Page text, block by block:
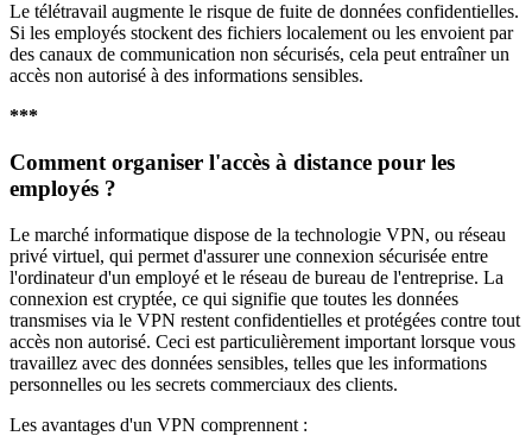
Le télétravail augmente le risque de fuite de données confidentielles.
Si les employés stockent des fichiers localement ou les envoient par
des canaux de communication non sécurisés, cela peut entraîner un
accès non autorisé à des informations sensibles.
***
Comment organiser l'accès à distance pour les
employés ?
Le marché informatique dispose de la technologie VPN, ou réseau
privé virtuel, qui permet d'assurer une connexion sécurisée entre
l'ordinateur d'un employé et le réseau de bureau de l'entreprise. La
connexion est cryptée, ce qui signifie que toutes les données
transmises via le VPN restent confidentielles et protégées contre tout
accès non autorisé. Ceci est particulièrement important lorsque vous
travaillez avec des données sensibles, telles que les informations
personnelles ou les secrets commerciaux des clients.
Les avantages d'un VPN comprennent :